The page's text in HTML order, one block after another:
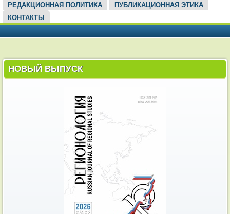
РЕДАКЦИОННАЯ ПОЛИТИКА
ПУБЛИКАЦИОННАЯ ЭТИКА
КОНТАКТЫ
НОВЫЙ ВЫПУСК